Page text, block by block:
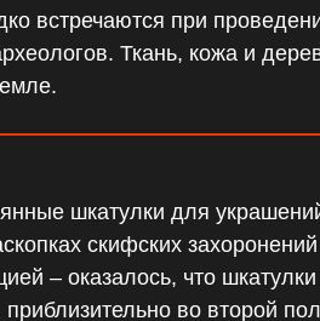
встречаются при
Ткань, кожа и
шкатулки для
скифских
– оказалось, что
приблизительно во второй